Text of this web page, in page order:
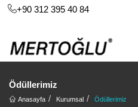
+90 312 395 40 84
Ödüllerimiz
Anasayfa Kurumsal Ödüllerimiz